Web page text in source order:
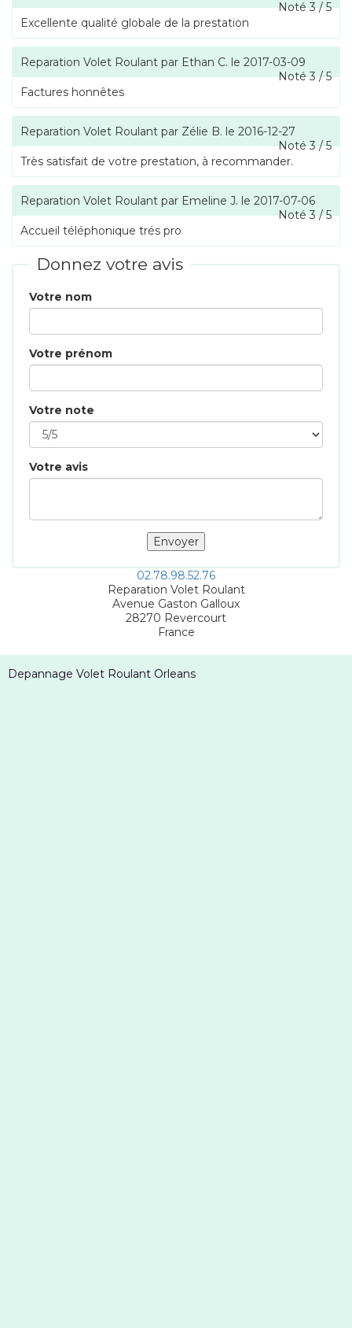
Noté3/5
Excellente qualité globale de la prestation
Reparation Volet Roulant par Ethan C. le 2017-03-09
Noté3/5
Factures honnêtes
Reparation Volet Roulant par Zélie B. le 2016-12-27
Noté3/5
Très satisfait de votre prestation, à recommander.
Reparation Volet Roulant par Emeline J. le 2017-07-06
Noté3/5
Accueil téléphonique trés pro
Donnez votre avis
Votre nom
Votre prénom
Votre note
Votre avis
02.78.98.52.76
Reparation Volet Roulant
Avenue Gaston Galloux
28270 Revercourt
France
Depannage Volet Roulant Orleans